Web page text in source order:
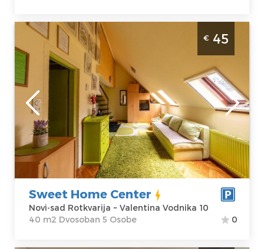
Dvosoban Apartman Sweet Home Center
Novi Sad Rotkvarija Stan na dan je
kompletno opremljen za boravak 5 osoba.
Smeštaj u apartmanu na odličnoj lokaciji
Novi-sad
Lokacija:
Novi-
sad Rotkvarija
Adresa:
Valentina
Vodnika 10
Cena
45 €
Gosti:5
Kvadratura :40
m2
Struktura :
Dvosoban
€ 45
Sweet Home Center
Novi-sad Rotkvarija ~ Valentina Vodnika 10
40 m2 Dvosoban 5 Osobe
0